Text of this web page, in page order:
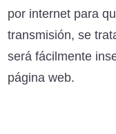
por internet para
transmisión, se
será fácilmente
página web.